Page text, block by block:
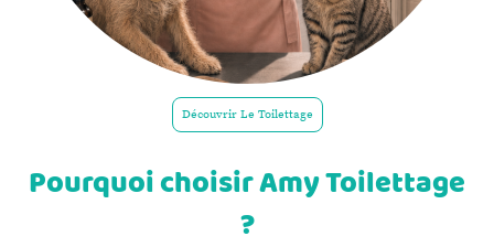
Découvrir Le Toilettage
Pourquoi choisir Amy Toilettage
?